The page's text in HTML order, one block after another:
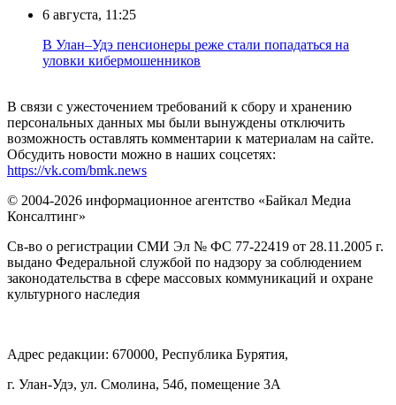
6 августа, 11:25
В Улан–Удэ пенсионеры реже стали попадаться на
уловки кибермошенников
В связи с ужесточением требований к сбору и хранению
персональных данных мы были вынуждены отключить
возможность оставлять комментарии к материалам на сайте.
Обсудить новости можно в наших соцсетях:
https://vk.com/bmk.news
© 2004-2026 информационное агентство «Байкал Медиа
Консалтинг»
Св-во о регистрации СМИ Эл № ФС 77-22419 от 28.11.2005 г.
выдано Федеральной службой по надзору за соблюдением
законодательства в сфере массовых коммуникаций и охране
культурного наследия
Адрес редакции: 670000, Республика Бурятия,
г. Улан-Удэ, ул. Смолина, 54б, помещение 3А